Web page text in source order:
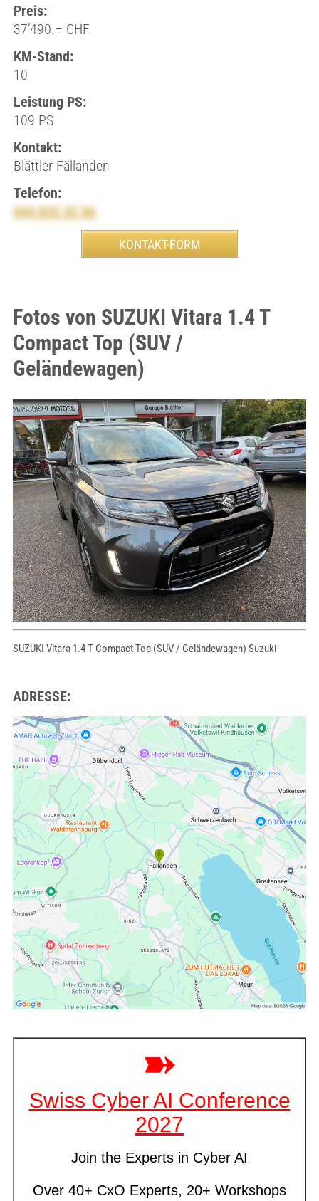
Preis:
37’490.– CHF
KM-Stand:
10
Leistung PS:
109 PS
Kontakt:
Blättler Fällanden
Telefon:
044 825 32 06
Fotos von SUZUKI Vitara 1.4 T
Compact Top (SUV /
Geländewagen)
SUZUKI Vitara 1.4 T Compact Top (SUV / Geländewagen) Suzuki
ADRESSE: